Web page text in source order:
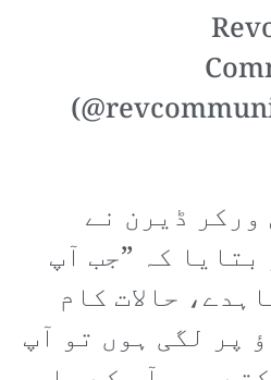
—
ورکر ڈیرن نے
کہ ”جب آپ
حالات کام
پر لگی ہوں تو آپ